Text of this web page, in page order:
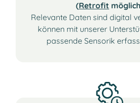
(Retrofit
Relevante Daten sind digital
können mit unserer
passende Sensorik